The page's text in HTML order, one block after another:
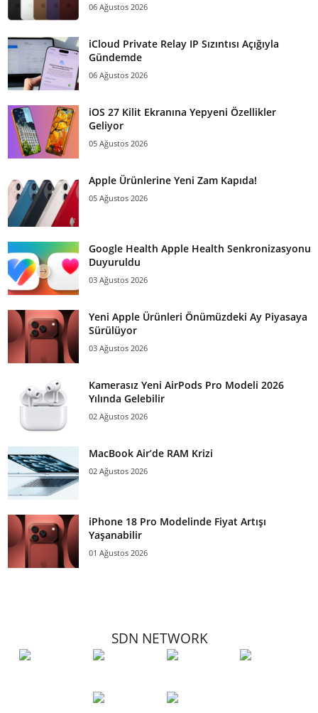
06 Ağustos 2026
iCloud Private Relay IP Sızıntısı Açığıyla
Gündemde
06 Ağustos 2026
iOS 27 Kilit Ekranına Yepyeni Özellikler
Geliyor
05 Ağustos 2026
Apple Ürünlerine Yeni Zam Kapıda!
05 Ağustos 2026
Google Health Apple Health Senkronizasyonu
Duyuruldu
03 Ağustos 2026
Yeni Apple Ürünleri Önümüzdeki Ay Piyasaya
Sürülüyor
03 Ağustos 2026
Kamerasız Yeni AirPods Pro Modeli 2026
Yılında Gelebilir
02 Ağustos 2026
MacBook Air’de RAM Krizi
02 Ağustos 2026
iPhone 18 Pro Modelinde Fiyat Artışı
Yaşanabilir
01 Ağustos 2026
SDN NETWORK